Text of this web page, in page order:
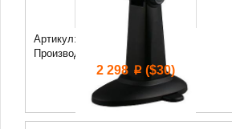
Артикул: 74 321
Производитель:
Cino
2 298 p($30)